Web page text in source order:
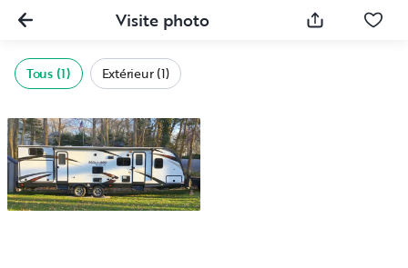
Visite photo
Tous (1) Extérieur (1)